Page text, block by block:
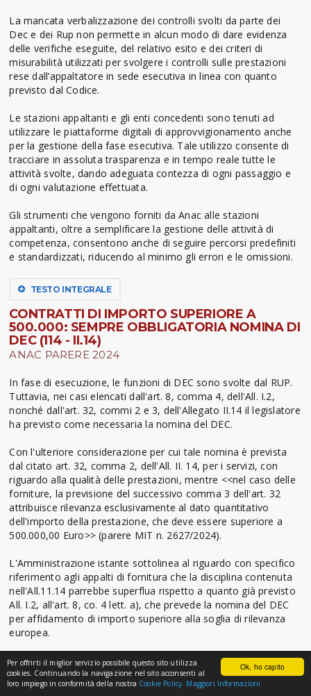
Ok, ho capito
Per offrirti il miglior servizio possibile questo sito utilizza
cookies. Continuando la navigazione nel sito acconsenti al
loro impiego in conformità della nostra Cookie Policy. Maggiori Informazioni
La mancata verbalizzazione dei controlli svolti da parte dei
Dec e dei Rup non permette in alcun modo di dare evidenza
delle verifiche eseguite, del relativo esito e dei criteri di
misurabilità utilizzati per svolgere i controlli sulle prestazioni
rese dall’appaltatore in sede esecutiva in linea con quanto
previsto dal Codice.
Le stazioni appaltanti e gli enti concedenti sono tenuti ad
utilizzare le piattaforme digitali di approvvigionamento anche
per la gestione della fase esecutiva. Tale utilizzo consente di
tracciare in assoluta trasparenza e in tempo reale tutte le
attività svolte, dando adeguata contezza di ogni passaggio e
di ogni valutazione effettuata.
Gli strumenti che vengono forniti da Anac alle stazioni
appaltanti, oltre a semplificare la gestione delle attività di
competenza, consentono anche di seguire percorsi predefiniti
e standardizzati, riducendo al minimo gli errori e le omissioni.
TESTO INTEGRALE
CONTRATTI DI IMPORTO SUPERIORE A
500.000: SEMPRE OBBLIGATORIA NOMINA DI
DEC (114 - II.14)
ANAC PARERE 2024
In fase di esecuzione, le funzioni di DEC sono svolte dal RUP.
Tuttavia, nei casi elencati dall'art. 8, comma 4, dell'All. I.2,
nonché dall'art. 32, commi 2 e 3, dell'Allegato II.14 il legislatore
ha previsto come necessaria la nomina del DEC.
Con l'ulteriore considerazione per cui tale nomina è prevista
dal citato art. 32, comma 2, dell'All. II. 14, per i servizi, con
riguardo alla qualità delle prestazioni, mentre <<nel caso delle
forniture, la previsione del successivo comma 3 dell'art. 32
attribuisce rilevanza esclusivamente al dato quantitativo
dell'importo della prestazione, che deve essere superiore a
500.000,00 Euro>> (parere MIT n. 2627/2024).
L'Amministrazione istante sottolinea al riguardo con specifico
riferimento agli appalti di fornitura che la disciplina contenuta
nell'All.11.14 parrebbe superflua rispetto a quanto già previsto
All. I.2, all'art. 8, co. 4 lett. a), che prevede la nomina del DEC
per affidamento di importo superiore alla soglia di rilevanza
europea.
Pur condividendo i dubbi interpretativi della richiedente,
derivanti dalla stratificazione delle disposizioni dedicate alla
nomina del DEC negli appalti di servizi e forniture, si ritiene che